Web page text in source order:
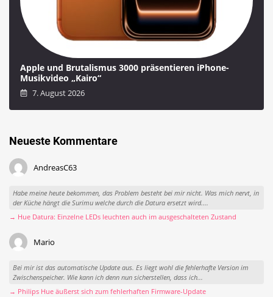
Apple und Brutalismus 3000 präsentieren iPhone-
Musikvideo „Kairo“
7. August 2026
Neueste Kommentare
AndreasC63
Habe meine heute bekommen, das Problem besteht bei mir nicht. Was mich nervt, in
der Küche hängt die Surimu welche durch die Datura ersetzt wird....
→ Hue Datura: Einzelne LEDs leuchten auch im ausgeschalteten Zustand
Mario
Bei mir ist das automatische Update aus. Es liegt wohl die fehlerhafte Version im
Zwischenspeicher. Wie kann ich denn nun sicherstellen, dass ich...
→ Philips Hue äußerst sich zum fehlerhaften Firmware-Update